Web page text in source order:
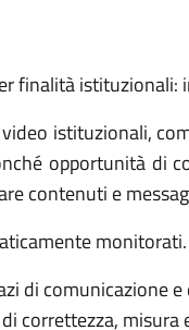
finalità
istituzionali,
opportunità di
contenuti e
monitorati.
di
correttezza, misura